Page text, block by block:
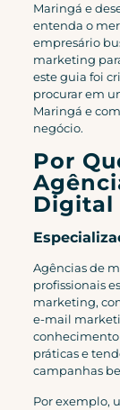
Maringá e
entenda o
empresário
marketing
este guia foi
procurar em
Maringá e
negócio.
Por
Digital
Agências de
profissionais
marketing,
e-mail
conhecimento
práticas e
campanhas
Por exemplo,